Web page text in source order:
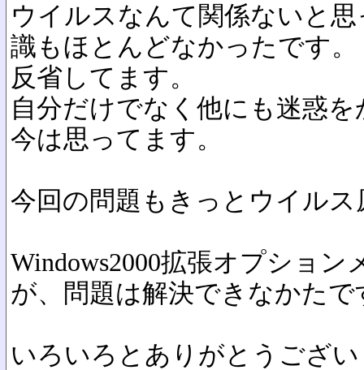
ウイルスなんて関係ないと
識もほとんどなかったです。
反省してます。
自分だけでなく他にも迷惑
今は思ってます。
今回の問題もきっとウイル
Windows2000拡張オプショ
が、問題は解決できなかたで
いろいろとありがとうござ